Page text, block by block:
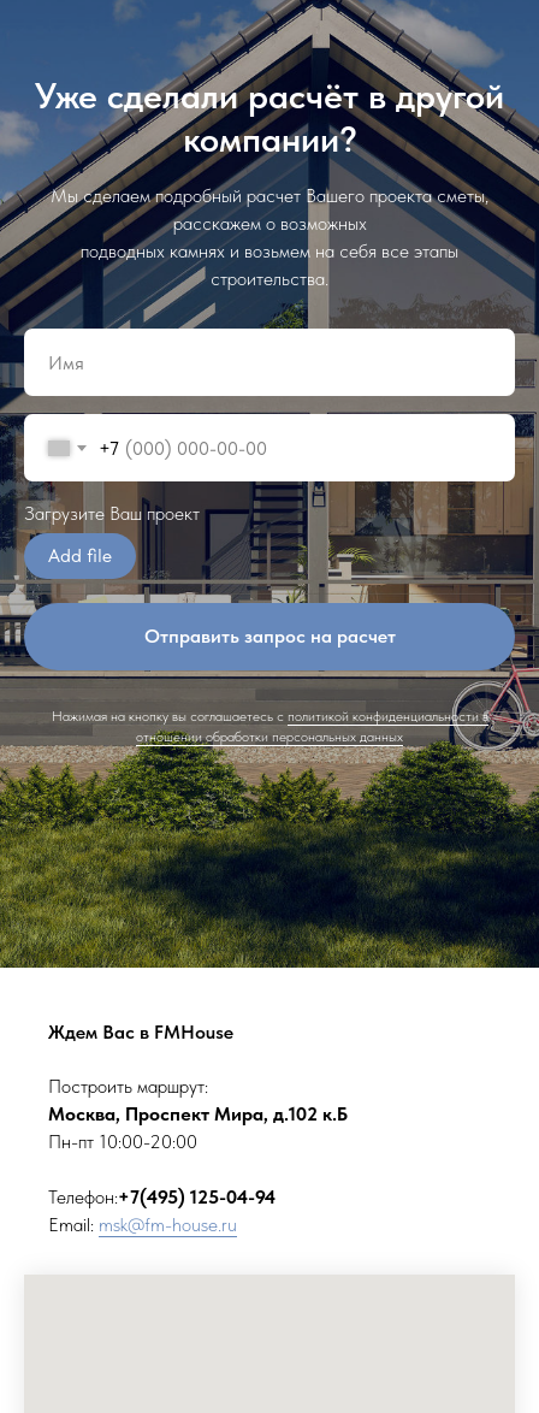
Уже сделали расчёт в другой
компании?
Мы сделаем подробный расчет Вашего проекта сметы,
расскажем о возможных
подводных камнях и возьмем на себя все этапы
строительства.
+7
Загрузите Ваш проект
Add file
Отправить запрос на расчет
Нажимая на кнопку вы соглашаетесь с политикой конфиденциальности в
отношении обработки персональных данных
Ждем Вас в FMHouse
Построить маршрут:
Москва, Проспект Мира, д.102 к.Б
Пн-пт 10:00-20:00
Телефон:+7(495) 125-04-94
Email: msk@fm-house.ru